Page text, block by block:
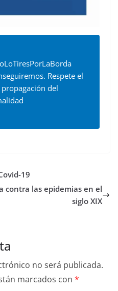
Respete el
del
19
contra las epidemias en el
siglo XIX
no será publicada.
marcados con *